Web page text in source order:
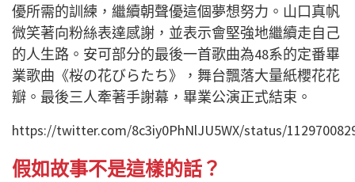
優所需的訓練，繼續朝聲優這個夢想努力。山口真帆
微笑著向粉絲表達感謝，並表示會堅強地繼續走自己
的人生路。安可部分的最後一首歌曲為48系的定番畢
業歌曲《桜の花びらたち》，舞台飄落大量紙櫻花花
瓣。最後三人牽著手謝幕，畢業公演正式結束。
https://twitter.com/8c3iy0PhNlJU5WX/status/
假如故事不是這樣的話？